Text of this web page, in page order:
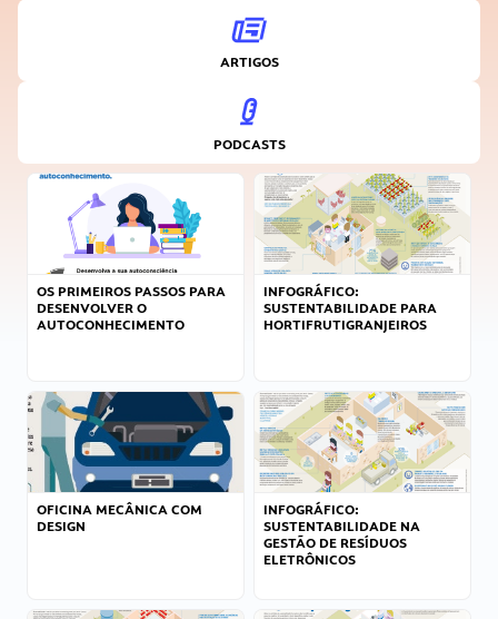
ARTIGOS
PODCASTS
OS PRIMEIROS PASSOS PARA
DESENVOLVER O
AUTOCONHECIMENTO
INFOGRÁFICO:
SUSTENTABILIDADE PARA
HORTIFRUTIGRANJEIROS
OFICINA MECÂNICA COM
DESIGN
INFOGRÁFICO:
SUSTENTABILIDADE NA
GESTÃO DE RESÍDUOS
ELETRÔNICOS